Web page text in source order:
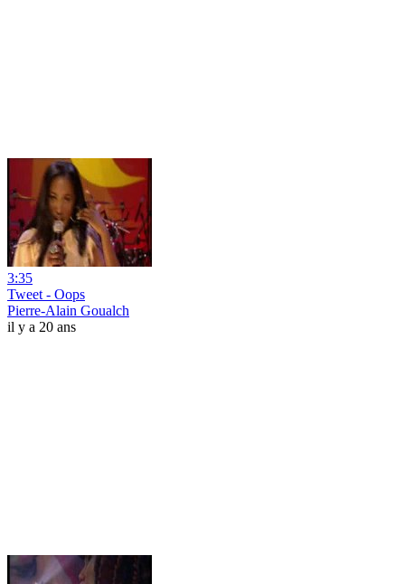
3:35
Tweet - Oops
Pierre-Alain Goualch
il y a 20 ans